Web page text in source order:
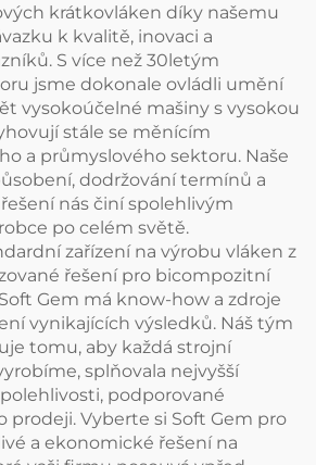
krátkovláken díky našemu
k kvalitě, inovaci a
S více než 30letým
jsme dokonale ovládli umění
vysokoúčelné mašiny s vysokou
stále se měnícím
a průmyslového sektoru. Naše
dodržování termínů a
nás činí spolehlivým
po celém světě.
zařízení na výrobu vláken z
řešení pro bicompozitní
Gem má know-how a zdroje
vynikajících výsledků. Náš tým
tomu, aby každá strojní
splňovala nejvyšší
podporované
prodeji. Vyberte si Soft Gem pro
a ekonomické řešení na